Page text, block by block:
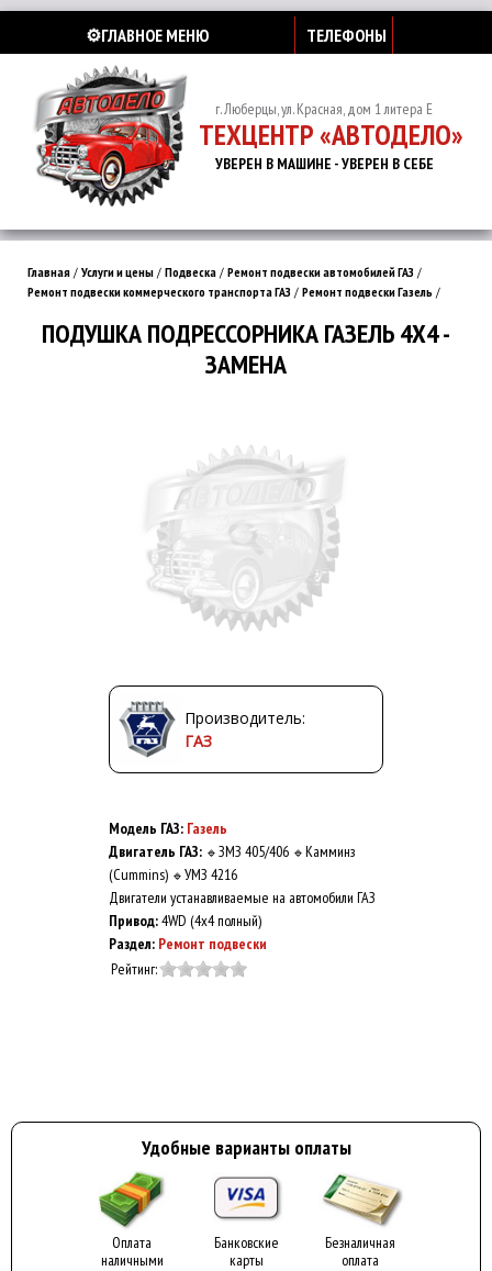
⚙️ГЛАВНОЕ МЕНЮ ТЕЛЕФОНЫ
г. Люберцы, ул. Красная, дом 1 литера Е
ТЕХЦЕНТР «АВТОДЕЛО»
УВЕРЕН В МАШИНЕ - УВЕРЕН В СЕБЕ
Главная / Услуги и цены / Подвеска / Ремонт подвески автомобилей ГАЗ /
Ремонт подвески коммерческого транспорта ГАЗ / Ремонт подвески Газель /
ПОДУШКА ПОДРЕССОРНИКА ГАЗЕЛЬ 4Х4 -
ЗАМЕНА
Производитель:
ГАЗ
Модель ГАЗ: Газель
Двигатель ГАЗ: 🔹 ЗМЗ 405/406 🔹 Камминз
(Cummins) 🔹 УМЗ 4216
Двигатели устанавливаемые на автомобили ГАЗ
Привод:4WD (4x4 полный)
Раздел: Ремонт подвески
Рейтинг:
Удобные варианты оплаты
Оплата
наличными
Банковские
карты
Безналичная
оплата